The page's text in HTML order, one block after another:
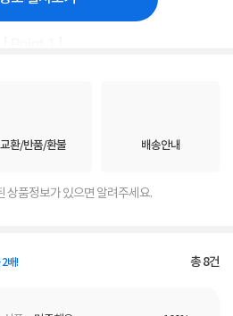
교환/반품/환불 배송안내
상품정보가 있으면 알려주세요.
배! 총8건